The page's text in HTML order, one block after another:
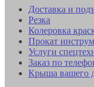
Доставка и
Резка
Колеровка
Прокат
Услуги
Заказ по
Крыша вашего